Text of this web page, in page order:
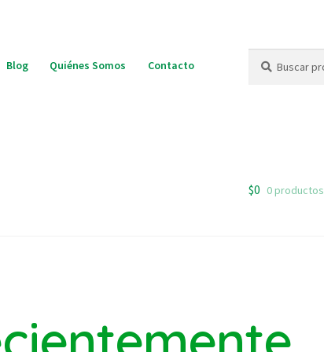
Blog Quiénes Somos Contacto
por:
$0 0 productos